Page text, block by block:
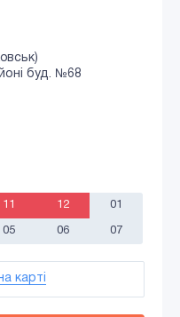
буд. №68
11 12 01
05 06 07
карті